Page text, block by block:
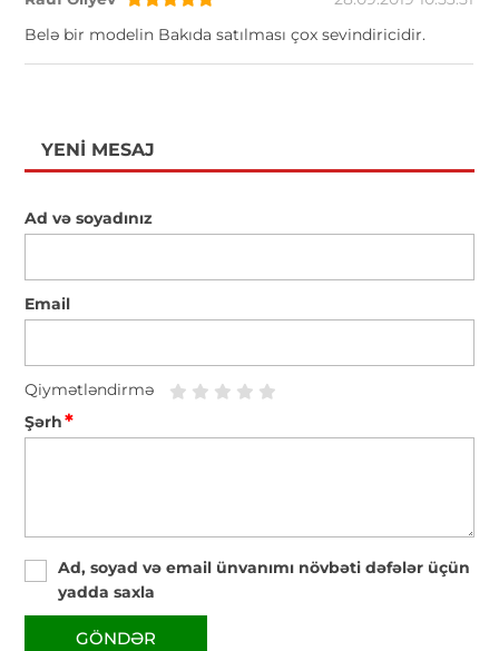
Belə bir modelin Bakıda satılması çox sevindiricidir.
YENI MESAJ
Ad və soyadınız
Email
Qiymətləndirmə
Şərh*
Ad, soyad və email ünvanımı növbəti dəfələr üçün
yadda saxla
GÖNDƏR